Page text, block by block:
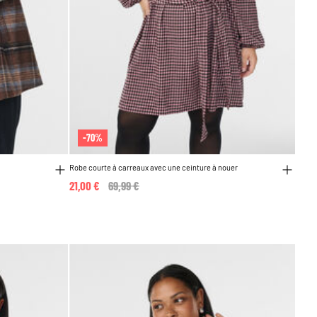
-70%
Robe courte à carreaux avec une ceinture à nouer
Price reduced from
69,99 €
21,00 €